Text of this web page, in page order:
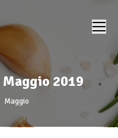
Maggio 2019
Maggio